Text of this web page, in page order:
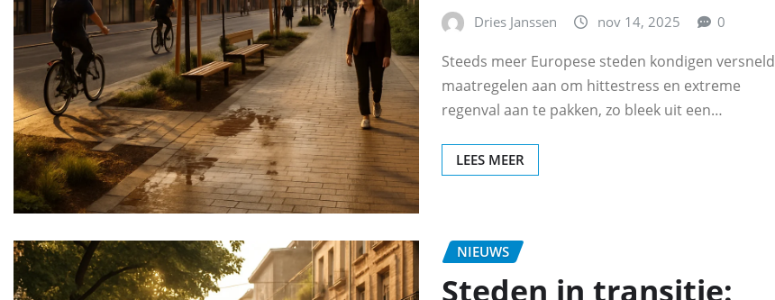
Dries Janssen nov 14, 2025 0
Steeds meer Europese steden kondigen versneld
maatregelen aan om hittestress en extreme
regenval aan te pakken, zo bleek uit een…
LEES MEER
NIEUWS
Steden in transitie: